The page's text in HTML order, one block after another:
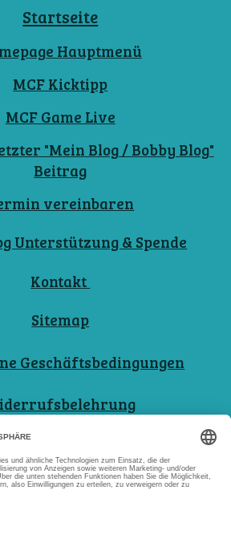
Startseite
Hauptmenü
MCF Kicktipp
MCF Game Live
"Mein Blog / Bobby Blog"
Beitrag
vereinbaren
Unterstützung & Spende
Kontakt
Sitemap
Geschäftsbedingungen